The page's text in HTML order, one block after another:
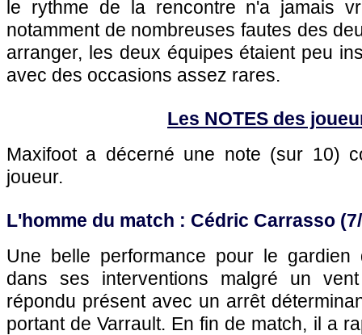
le rythme de la rencontre n'a jamais
notamment de nombreuses fautes des
arranger, les deux équipes étaient peu
avec des occasions assez rares.
Les NOTES des
Maxifoot a décerné une note (sur 10)
joueur.
L'homme du match : Cédric Carrasso
Une belle performance pour le gardien
dans ses interventions malgré un
répondu présent avec un arrêt
portant de Varrault. En fin de match, il a